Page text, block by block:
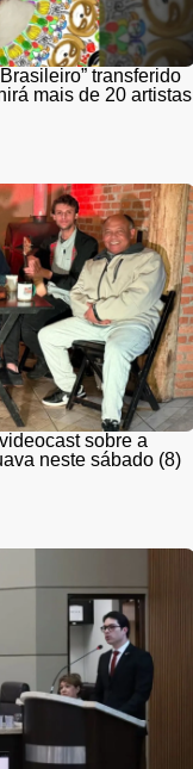
transferido
mais de 20 artistas
sobre a
neste sábado (8)